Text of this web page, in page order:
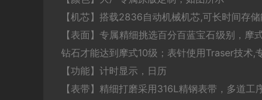
【机芯】搭载2836自动机械机芯,可长时间存
【表面】专属精细挑选百分百蓝宝石级别，
钻石才能达到摩式10级；表针使用Traser技术,
【功能】计时显示，日历
【表带】精细打磨采用316L精钢表带，多道